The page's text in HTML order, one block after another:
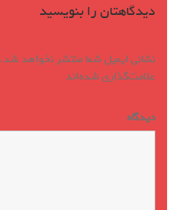
دیدگاهتان را بنویسید
نشانی ایمیل شما منتشر نخواهد شد.
علامت‌گذاری شده‌اند
دیدگاه